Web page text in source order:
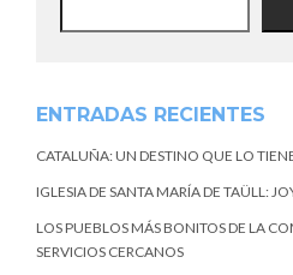
ENTRADAS RECIENTES
CATALUÑA: UN DESTINO QUE LO
IGLESIA DE SANTA MARÍA DE TAÜLL:
LOS PUEBLOS MÁS BONITOS DE LA
SERVICIOS CERCANOS